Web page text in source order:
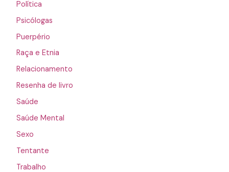
Política
Psicólogas
Puerpério
Raça e Etnia
Relacionamento
Resenha de livro
Saúde
Saúde Mental
Sexo
Tentante
Trabalho